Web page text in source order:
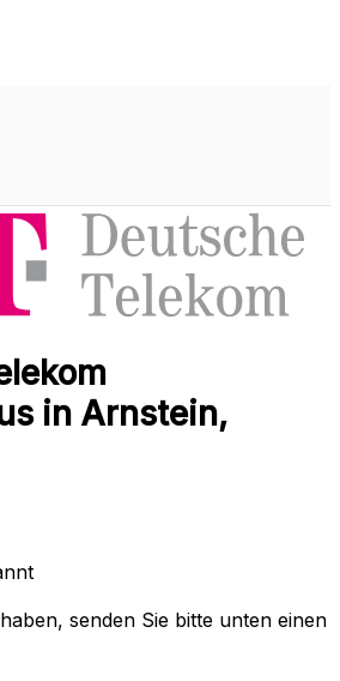
in Arnstein,
senden Sie bitte unten einen